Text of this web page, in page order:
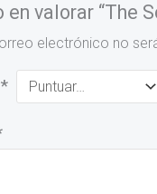
en valorar “The
electrónico no
*